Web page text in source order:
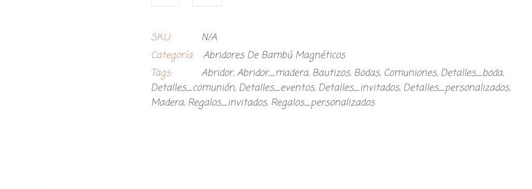
SKU:
N/A
Categoría:
Abridores De Bambú Magnéticos
Tags:
Abridor,Abridor_madera, Bautizos, Bodas, Comuniones, Detalles_boda,
Detalles_comunión, Detalles_eventos, Detalles_invitados, Detalles_personalizados,
Madera, Regalos_invitados, Regalos_personalizados